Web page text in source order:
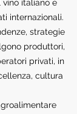
italiano e
internazionali.
strategie
produttori,
privati, in
cultura